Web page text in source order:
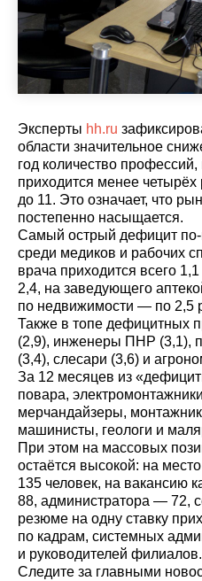
Эксперты hh.ru
области значительное
год количество
приходится менее
до 11. Это означает, что
постепенно насыщается.
Самый острый дефицит
среди медиков и рабочих
врача приходится всего
2,4, на заведующего
по недвижимости — по 2,5
Также в топе дефицитных
(2,9), инженеры ПНР (3,1),
(3,4), слесари (3,6) и
За 12 месяцев из
повара,
мерчандайзеры,
машинисты, геологи и
При этом на массовых
остаётся высокой: на
135 человек, на вакансию
88, администратора — 72,
резюме на одну ставку
по кадрам, системных
и руководителей филиалов.
Cледите за главными